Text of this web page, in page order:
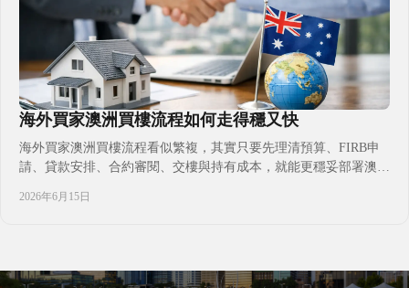
海外買家澳洲買樓流程如何走得穩又快
海外買家澳洲買樓流程看似繁複，其實只要先理清預算、FIRB申
請、貸款安排、合約審閱、交樓與持有成本，就能更穩妥部署澳洲
2026年6月15日